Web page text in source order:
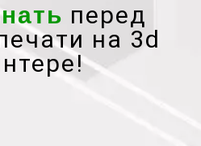
перед
на 3d